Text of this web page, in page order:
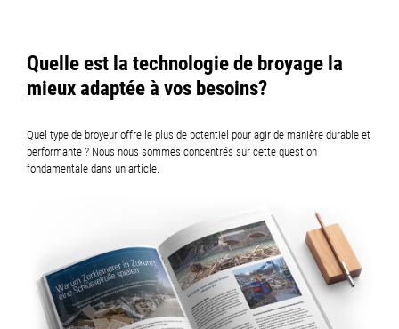
Quelle est la technologie de broyage la
mieux adaptée à vos besoins?
Quel type de broyeur offre le plus de potentiel pour agir de manière durable et
performante ? Nous nous sommes concentrés sur cette question
fondamentale dans un article.